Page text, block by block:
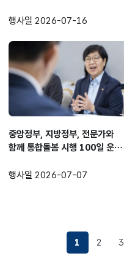
행사일 2026-07-16
중앙정부, 지방정부, 전문가와
함께 통합돌봄 시행 100일 운영
행사일 2026-07-07
1 2 3